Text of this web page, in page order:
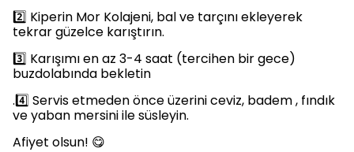
2️⃣ Kiperin Mor Kolajeni, bal ve tarçını ekleyerek
tekrar güzelce karıştırın.
3️⃣ Karışımı en az 3-4 saat (tercihen bir gece)
buzdolabında bekletin
.4️⃣ Servis etmeden önce üzerini ceviz, badem , fındık
ve yaban mersini ile süsleyin.
Afiyet olsun! 😋